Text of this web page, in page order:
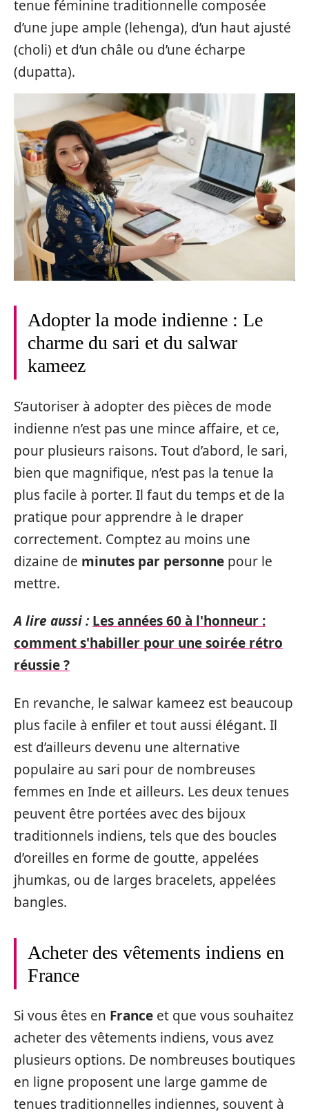
tenue féminine traditionnelle composée
d’une jupe ample (lehenga), d’un haut ajusté
(choli) et d’un châle ou d’une écharpe
(dupatta).
Adopter la mode indienne : Le
charme du sari et du salwar
kameez
S’autoriser à adopter des pièces de mode
indienne n’est pas une mince affaire, et ce,
pour plusieurs raisons. Tout d’abord, le sari,
bien que magnifique, n’est pas la tenue la
plus facile à porter. Il faut du temps et de la
pratique pour apprendre à le draper
correctement. Comptez au moins une
dizaine de minutes par personne pour le
mettre.
A lire aussi : Les années 60 à l'honneur :
comment s'habiller pour une soirée rétro
réussie ?
En revanche, le salwar kameez est beaucoup
plus facile à enfiler et tout aussi élégant. Il
est d’ailleurs devenu une alternative
populaire au sari pour de nombreuses
femmes en Inde et ailleurs. Les deux tenues
peuvent être portées avec des bijoux
traditionnels indiens, tels que des boucles
d’oreilles en forme de goutte, appelées
jhumkas, ou de larges bracelets, appelées
bangles.
Acheter des vêtements indiens en
France
Si vous êtes en France et que vous souhaitez
acheter des vêtements indiens, vous avez
plusieurs options. De nombreuses boutiques
en ligne proposent une large gamme de
tenues traditionnelles indiennes, souvent à